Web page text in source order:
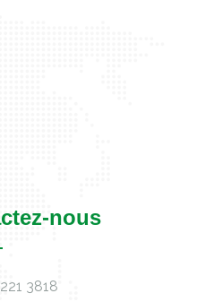
nous
3818